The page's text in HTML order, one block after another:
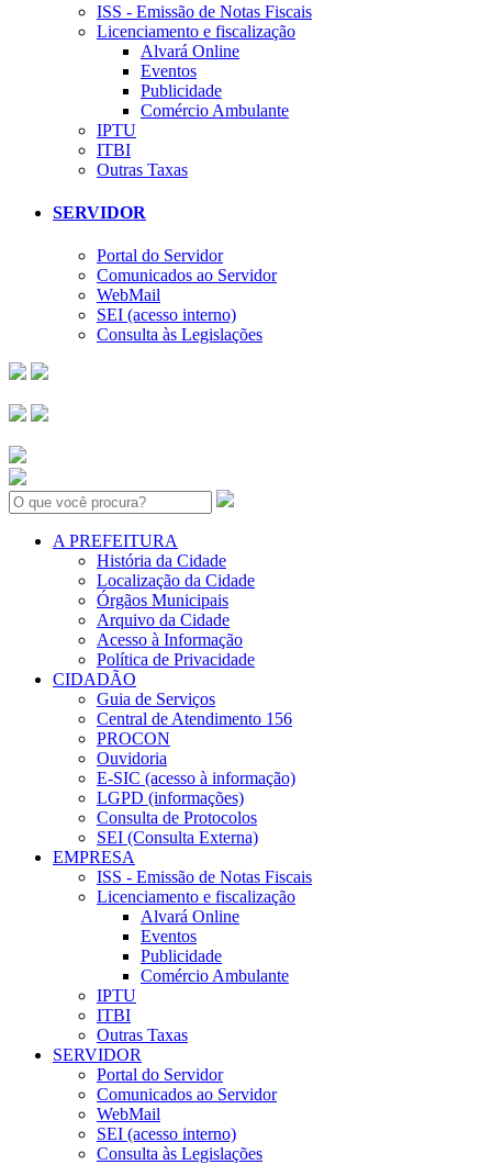
ISS - Emissão de Notas Fiscais
Licenciamento e fiscalização
Alvará Online
Eventos
Publicidade
Comércio Ambulante
IPTU
ITBI
Outras Taxas
SERVIDOR
Portal do Servidor
Comunicados ao Servidor
WebMail
SEI (acesso interno)
Consulta às Legislações
Search:
A PREFEITURA
História da Cidade
Localização da Cidade
Órgãos Municipais
Arquivo da Cidade
Acesso à Informação
Política de Privacidade
CIDADÃO
Guia de Serviços
Central de Atendimento 156
PROCON
Ouvidoria
E-SIC (acesso à informação)
LGPD (informações)
Consulta de Protocolos
SEI (Consulta Externa)
EMPRESA
ISS - Emissão de Notas Fiscais
Licenciamento e fiscalização
Alvará Online
Eventos
Publicidade
Comércio Ambulante
IPTU
ITBI
Outras Taxas
SERVIDOR
Portal do Servidor
Comunicados ao Servidor
WebMail
SEI (acesso interno)
Consulta às Legislações